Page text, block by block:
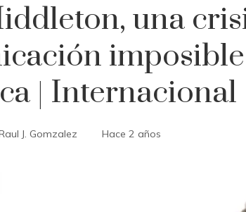
una
| Internacional
J. Gomzalez Hace 2 años